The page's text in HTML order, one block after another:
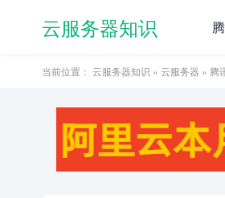
云服务器知识
当前位置： 云服务器知识 » 云服务器 » 腾